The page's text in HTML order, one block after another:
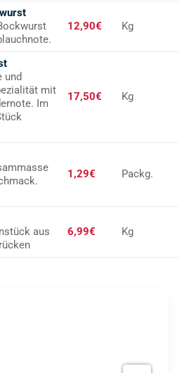
12,90€ Kg
und
mit
Im
17,50€ Kg
1,29€ Packg.
aus
6,99€ Kg